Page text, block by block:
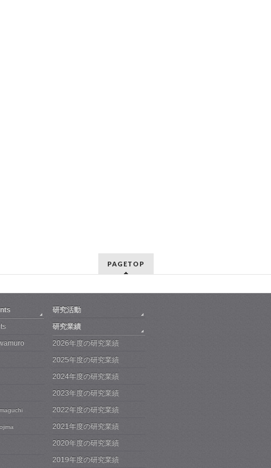
PAGETOP
研究活動
研究業績
2026年度の研究業績
2025年度の研究業績
2024年度の研究業績
2023年度の研究業績
2022年度の研究業績
2021年度の研究業績
2020年度の研究業績
2019年度の研究業績